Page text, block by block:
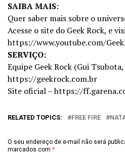
SAIBA MAIS:
Quer saber mais sobre o
Acesse o site do Geek Rock, e
https://www.youtube.com/
SERVIÇO:
Equipe Geek Rock (Gui
https://geekrock.com.br
Site oficial – https://
RELATED TOPICS: FREE FIRE
O seu endereço de e-mail não será
marcados com *